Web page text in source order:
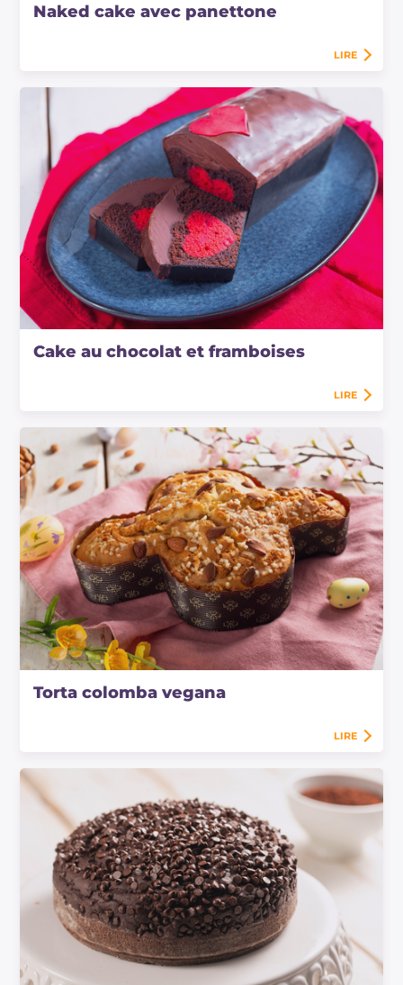
Naked cake avec panettone
LIRE
Cake au chocolat et framboises
LIRE
Torta colomba vegana
LIRE